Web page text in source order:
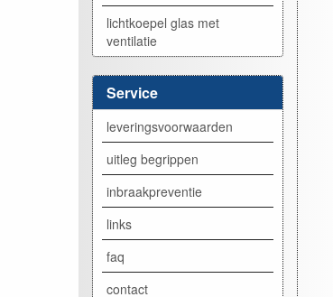
lichtkoepel glas met
ventilatie
Service
leveringsvoorwaarden
uitleg begrippen
inbraakpreventie
links
faq
contact